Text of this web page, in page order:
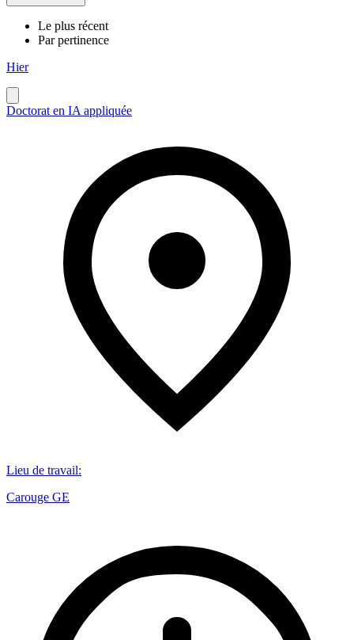
Le plus récent
Par pertinence
Hier
Doctorat en IA appliquée
Lieu de travail:
Carouge GE